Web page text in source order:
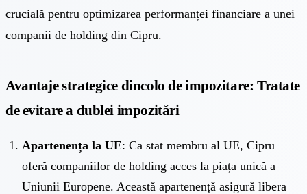
crucială pentru optimizarea performanței financiare a unei
companii de holding din Cipru.
Avantaje strategice dincolo de impozitare: Tratate
de evitare a dublei impozitări
Apartenența la UE: Ca stat membru al UE, Cipru
oferă companiilor de holding acces la piața unică a
Uniunii Europene. Această apartenență asigură libera